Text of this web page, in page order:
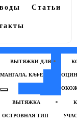
Статьи
ВЫТЯЖКИ ДЛЯ
МАНГАЛА, КАФЕ
ВЫТЯЖКА
ОСТРОВНАЯ ТИП